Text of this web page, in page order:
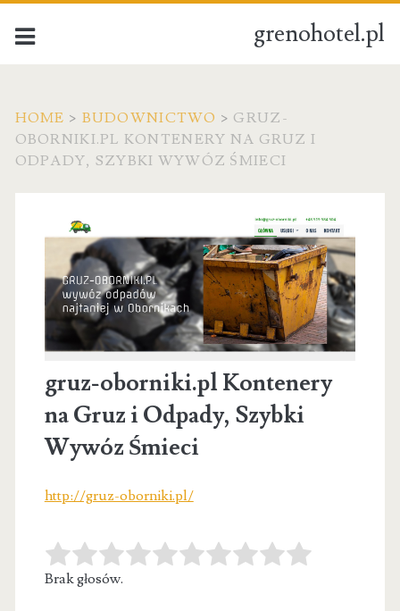
grenohotel.pl
HOME > BUDOWNICTWO > GRUZ-
OBORNIKI.PL KONTENERY NA GRUZ I
ODPADY, SZYBKI WYWÓZ ŚMIECI
gruz-oborniki.pl Kontenery
na Gruz i Odpady, Szybki
Wywóz Śmieci
http://gruz-oborniki.pl/
Brak głosów.